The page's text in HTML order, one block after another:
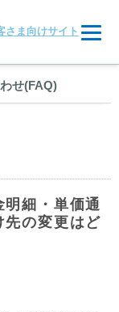
せ(FAQ)
明細・単価通
先の変更はど